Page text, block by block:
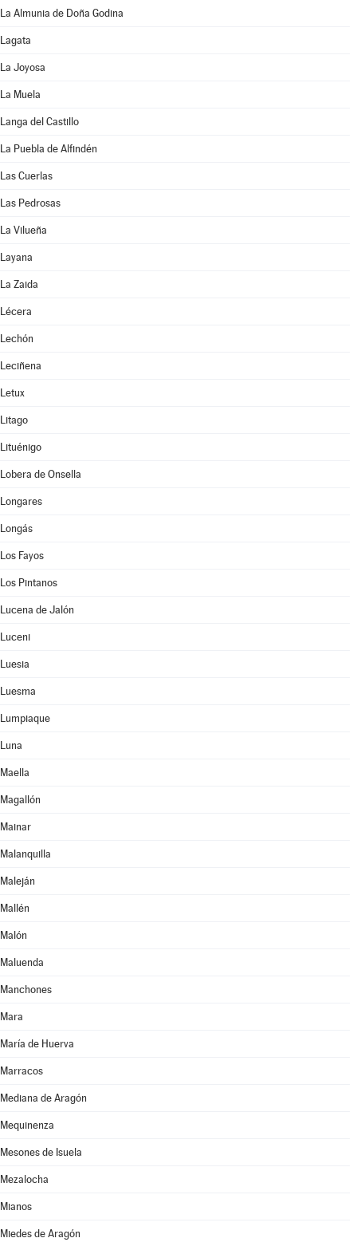
La Almunia de Doña Godina
Lagata
La Joyosa
La Muela
Langa del Castillo
La Puebla de Alfindén
Las Cuerlas
Las Pedrosas
La Vilueña
Layana
La Zaida
Lécera
Lechón
Leciñena
Letux
Litago
Lituénigo
Lobera de Onsella
Longares
Longás
Los Fayos
Los Pintanos
Lucena de Jalón
Luceni
Luesia
Luesma
Lumpiaque
Luna
Maella
Magallón
Mainar
Malanquilla
Maleján
Mallén
Malón
Maluenda
Manchones
Mara
María de Huerva
Marracos
Mediana de Aragón
Mequinenza
Mesones de Isuela
Mezalocha
Mianos
Miedes de Aragón